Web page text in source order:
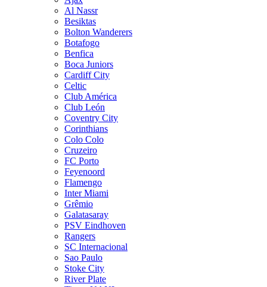
Al Nassr
Besiktas
Bolton Wanderers
Botafogo
Benfica
Boca Juniors
Cardiff City
Celtic
Club América
Club León
Coventry City
Corinthians
Colo Colo
Cruzeiro
FC Porto
Feyenoord
Flamengo
Inter Miami
Grêmio
Galatasaray
PSV Eindhoven
Rangers
SC Internacional
Sao Paulo
Stoke City
River Plate